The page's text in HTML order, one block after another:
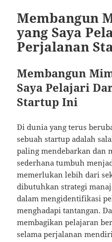
Membangun
yang Saya
Perjalanan
Membangun
Saya Pelajari
Startup Ini
Di dunia yang terus
sebuah startup adalah
paling mendebarkan dan
sederhana tumbuh
memerlukan lebih dari
dibutuhkan strategi
dalam mengidentifikasi
menghadapi tantangan.
membagikan pelajaran
selama perjalanan